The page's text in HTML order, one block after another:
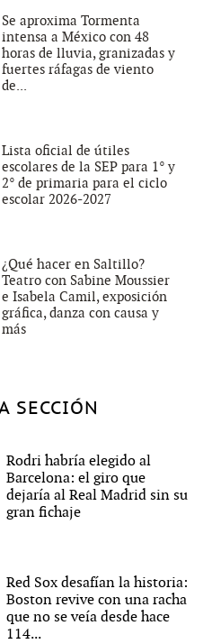
Se aproxima Tormenta
intensa a México con 48
horas de lluvia, granizadas y
fuertes ráfagas de viento
de...
Lista oficial de útiles
escolares de la SEP para 1° y
2° de primaria para el ciclo
escolar 2026-2027
¿Qué hacer en Saltillo?
Teatro con Sabine Moussier
e Isabela Camil, exposición
gráfica, danza con causa y
más
SECCIÓN
Rodri habría elegido al
Barcelona: el giro que
dejaría al Real Madrid sin su
gran fichaje
Red Sox desafían la historia:
Boston revive con una racha
que no se veía desde hace
114...